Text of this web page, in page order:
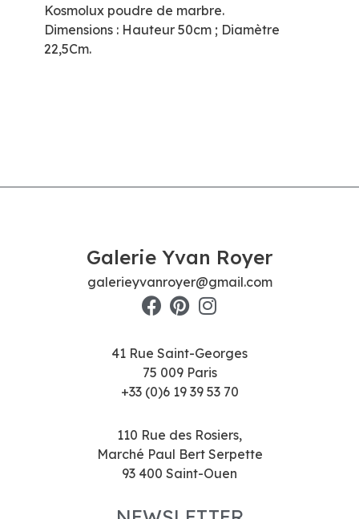
Kosmolux poudre de marbre.
Dimensions : Hauteur 50cm ; Diamètre
22,5Cm.
Galerie Yvan Royer
galerieyvanroyer@gmail.com
41 Rue Saint-Georges
75 009 Paris
+33 (0)6 19 39 53 70
110 Rue des Rosiers,
Marché Paul Bert Serpette
93 400 Saint-Ouen